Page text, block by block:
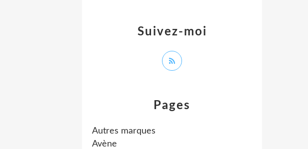
Pages
Autres marques
Avène
Suivez-moi